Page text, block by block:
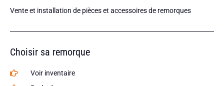
Vente et installation de pièces et accessoires de remorques
Choisir sa remorque
Voir inventaire